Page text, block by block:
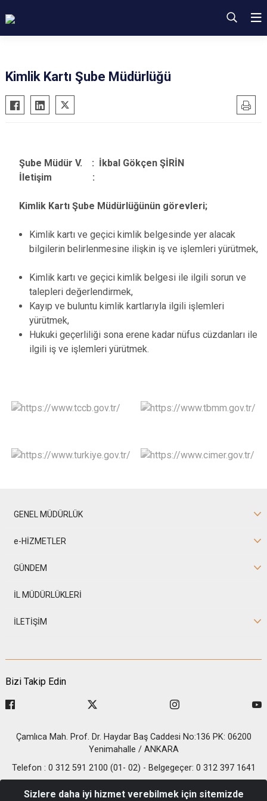
Kimlik Kartı Şube Müdürlüğü
Şube Müdür V. : İkbal Gökçen ŞİRİN
İletişim :
Kimlik Kartı Şube Müdürlüğünün görevleri;
Kimlik kartı ve geçici kimlik belgesinde yer alacak
bilgilerin belirlenmesine ilişkin iş ve işlemleri yürütmek,
Kimlik kartı ve geçici kimlik belgesi ile ilgili sorun ve
talepleri değerlendirmek,
Kayıp ve buluntu kimlik kartlarıyla ilgili işlemleri
yürütmek,
Hukuki geçerliliği sona erene kadar nüfus cüzdanları ile
ilgili iş ve işlemleri yürütmek.
GENEL MÜDÜRLÜK
e-HİZMETLER
GÜNDEM
İL MÜDÜRLÜKLERİ
İLETİŞİM
Bizi Takip Edin
Çamlıca Mah. Prof. Dr. Haydar Baş Caddesi No:136 PK: 06200
Yenimahalle / ANKARA
Telefon : 0 312 591 2100 (01- 02) - Belgegeçer: 0 312 397 1641
Sizlere daha iyi hizmet verebilmek için sitemizde